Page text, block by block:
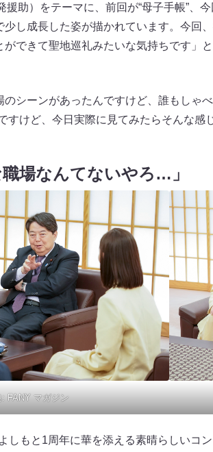
援助）をテーマに、前回が“母子手帳”、
し成長した姿が描かれています。今回
できて聖地巡礼みたいな気持ちです」
シーンがあったんですけど、誰もしゃ
すけど、今日実際に見てみたらそんな感
職場なんてないやろ…」
: FANY マガジン
しもと1周年に華を添える素晴らしいコ